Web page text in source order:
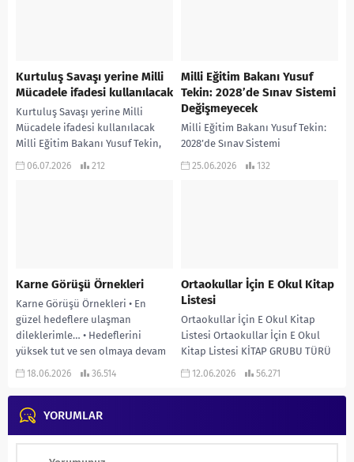
Kurtuluş Savaşı yerine Milli
Mücadele ifadesi kullanılacak
Kurtuluş Savaşı yerine Milli
Mücadele ifadesi kullanılacak
Milli Eğitim Bakanı Yusuf Tekin,
vekillerle bir araya geldiği
06.07.2026 212
Milli Eğitim Bakanı Yusuf
Tekin: 2028’de Sınav Sistemi
Değişmeyecek
Milli Eğitim Bakanı Yusuf Tekin:
2028’de Sınav Sistemi
Değişmeyecek Milli Eğitim Bakanı
25.06.2026 132
Karne Görüşü Örnekleri
Karne Görüşü Örnekleri • En
güzel hedeflere ulaşman
dileklerimle… • Hedeflerini
yüksek tut ve sen olmaya devam
et. İyi tatiller....
18.06.2026 36.514
Ortaokullar İçin E Okul Kitap
Listesi
Ortaokullar İçin E Okul Kitap
Listesi Ortaokullar İçin E Okul
Kitap Listesi KİTAP GRUBU TÜRÜ
SAYFA SAYISI KİTAP ADI 1...
12.06.2026 56.271
YORUMLAR